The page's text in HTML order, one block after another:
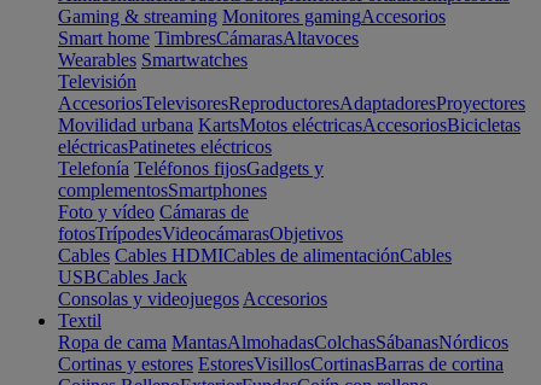
Gaming & streaming Monitores gamingAccesorios
Smart home TimbresCámarasAltavoces
Wearables Smartwatches
Televisión
AccesoriosTelevisoresReproductoresAdaptadoresProyectores
Movilidad urbana KartsMotos eléctricasAccesoriosBicicletas
eléctricasPatinetes eléctricos
Telefonía Teléfonos fijosGadgets y
complementosSmartphones
Foto y vídeo Cámaras de
fotosTrípodesVideocámarasObjetivos
Cables Cables HDMICables de alimentaciónCables
USBCables Jack
Consolas y videojuegos Accesorios
Textil
Ropa de cama MantasAlmohadasColchasSábanasNórdicos
Cortinas y estores EstoresVisillosCortinasBarras de cortina